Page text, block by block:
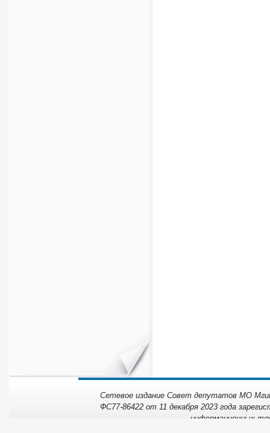
Сетевое издание Совет депутатов МО
ФС77-86422 от 11 декабря 2023 года
информационных